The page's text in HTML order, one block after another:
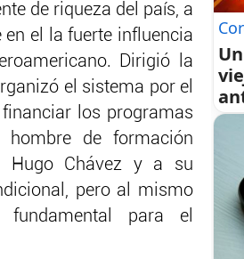
de riqueza del país, a
en el la fuerte influencia
Dirigió la
el sistema por el
los programas
hombre de formación
Hugo Chávez y a su
pero al mismo
para el